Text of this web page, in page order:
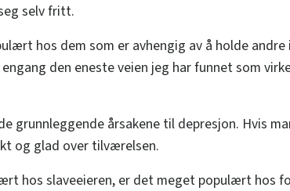
selv fritt.
hos dem som er avhengig av å holde andre
den eneste veien jeg har funnet som
grunnleggende årsakene til depresjon. Hvis
og glad over tilværelsen.
hos slaveeieren, er det meget populært hos